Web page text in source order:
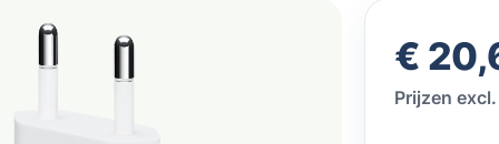
Normale
€
Prijzen